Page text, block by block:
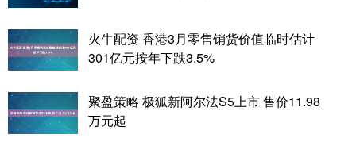
火牛配资 香港3月零售销货价值临时估计
301亿元按年下跌3.5%
聚盈策略 极狐新阿尔法S5上市 售价11.98
万元起